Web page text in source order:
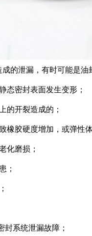
的泄漏，有时可能是
态密封表面发生变形；
的开裂造成的；
胶硬度增加，或弹性
化磨损；
；
系统泄漏故障；